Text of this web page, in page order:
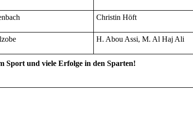
Christin Höft
H. Abou Assi, M. Al Haj Ali
Sport und viele Erfolge in den Sparten!